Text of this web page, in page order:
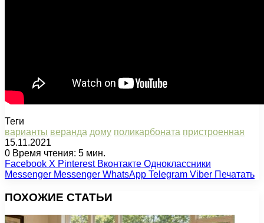
Теги
варианты веранда дому поликарбоната пристроенная
15.11.2021
0 Время чтения: 5 мин.
Facebook X Pinterest Вконтакте Одноклассники
Messenger Messenger WhatsApp Telegram Viber Печатать
ПОХОЖИЕ СТАТЬИ